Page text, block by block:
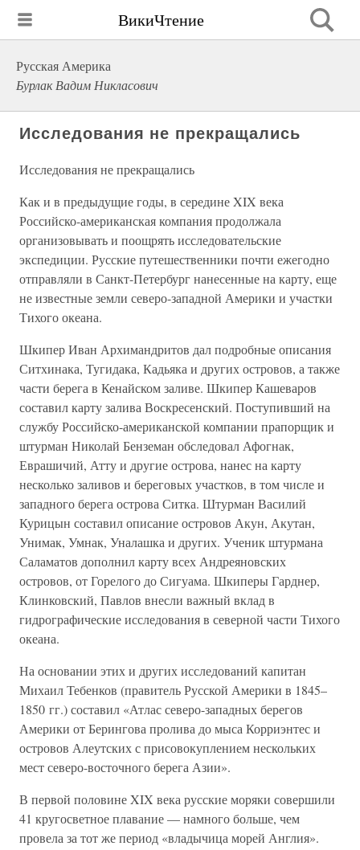
ВикиЧтение
Русская Америка
Бурлак Вадим Никласович
Исследования не прекращались
Исследования не прекращались
Как и в предыдущие годы, в середине XIX века
Российско-американская компания продолжала
организовывать и поощрять исследовательские
экспедиции. Русские путешественники почти ежегодно
отправляли в Санкт-Петербург нанесенные на карту, еще
не известные земли северо-западной Америки и участки
Тихого океана.
Шкипер Иван Архимандритов дал подробные описания
Ситхинака, Тугидака, Кадьяка и других островов, а также
части берега в Кенайском заливе. Шкипер Кашеваров
составил карту залива Воскресенский. Поступивший на
службу Российско-американской компании прапорщик и
штурман Николай Бенземан обследовал Афогнак,
Еврашичий, Атту и другие острова, нанес на карту
несколько заливов и береговых участков, в том числе и
западного берега острова Ситка. Штурман Василий
Курицын составил описание островов Акун, Акутан,
Унимак, Умнак, Уналашка и других. Ученик штурмана
Саламатов дополнил карту всех Андреяновских
островов, от Горелого до Сигуама. Шкиперы Гарднер,
Клинковский, Павлов внесли важный вклад в
гидрографические исследования в северной части Тихого
океана.
На основании этих и других исследований капитан
Михаил Тебенков (правитель Русской Америки в 1845–
1850 гг.) составил «Атлас северо-западных берегов
Америки от Берингова пролива до мыса Корриэнтес и
островов Алеутских с присовокуплением нескольких
мест северо-восточного берега Азии».
В первой половине XIX века русские моряки совершили
41 кругосветное плавание — намного больше, чем
провела за тот же период «владычица морей Англия».